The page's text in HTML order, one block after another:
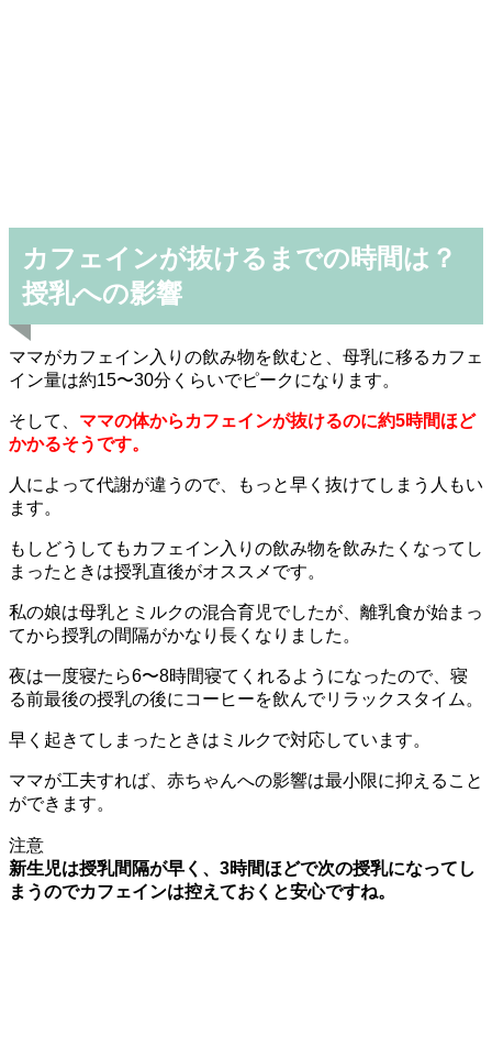
カフェインが抜けるまでの時間は？
授乳への影響
ママがカフェイン入りの飲み物を飲むと、 母乳に移るカフェ
イン量は約15〜30分くらいでピークになります。
そして、 ママの体からカフェインが抜けるのに約5時間ほど
かかるそうです。
人によって代謝が違うので、もっと早く抜けてしまう人もい
ます。
もしどうしてもカフェイン入りの飲み物を飲みたくなってし
まったときは授乳直後がオススメです。
私の娘は母乳とミルクの混合育児でしたが、離乳食が始まっ
てから授乳の間隔がかなり長くなりました。
夜は一度寝たら6〜8時間寝てくれるようになったので、寝
る前最後の授乳の後にコーヒーを飲んでリラックスタイム。
早く起きてしまったときはミルクで対応しています。
ママが工夫すれば、赤ちゃんへの影響は最小限に抑えること
ができます。
注意
新生児は授乳間隔が早く、3時間ほどで次の授乳になってし
まうのでカフェインは控えておくと安心ですね。